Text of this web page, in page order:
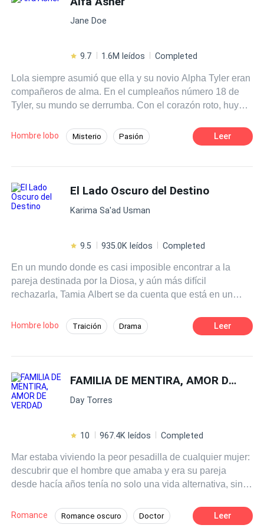
qué todavía no me dejas ir?" De manera dominante, él
a mi hijo, y ahora me dices que quieres escapar de mí?"
Contemporánea
Jane Doe
9.7 1.6M leídos Completed
Lola siempre asumió que ella y su novio Alpha Tyler eran
compañeros de alma. En el cumpleaños número 18 de
Tyler, su mundo se derrumba. Con el corazón roto, huye
a Lola a regresar a casa donde encuentra al infame
Alpha Asher a cargo. Esta vez, Lola puede tener una
Hombre lobo Misterio Pasión
Alfa
Leer
El Lado Oscuro del Destino
Karima Sa'ad Usman
9.5 935.0K leídos Completed
En un mundo donde es casi imposible encontrar a la
pareja destinada por la Diosa, y aún más difícil
rechazarla, Tamia Albert se da cuenta que está en un
encuentra a la suya. Después de ser una esposa amada
y deseada, presencia cómo, ese amor se desvanece
porque no puede dejarlo ir debido a los fuertes lazos que
los unen, sin embargo, sabe que sólo la verdadera
libertad puede darle paz. Así que cuando llega la
acto de sacrificio, la aprovecha sin mirar atrás. Puede que
el destino haya decidido robarle su alegría, hogar y final
feliz, pero Tamia decide tomar las riendas de su destino y
crear su propio camino con el Alfa Oscuro.
Hombre lobo Traición Drama Leer
FAMILIA DE MENTIRA, AMOR DE VERDAD
Day Torres
10 967.4K leídos Completed
Mar estaba viviendo la peor pesadilla de cualquier mujer:
descubrir que el hombre que amaba y era su pareja
desde hacía años tenía no solo una vida alternativa, sino
no conocía. Sin otra salida que escapar, la vida volverá a
golpearla con la enfermedad de su hijo y gastos que se
Romance Romance oscuro Doctor Leer